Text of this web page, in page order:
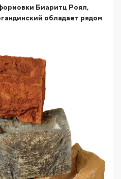
Биаритц Роял,
обладает рядом